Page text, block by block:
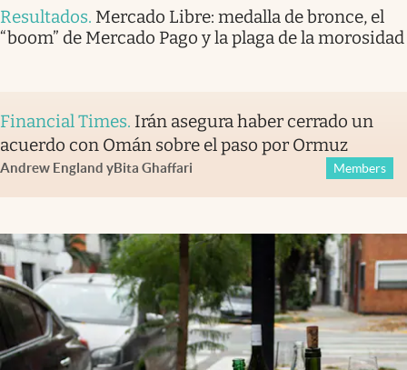
Resultados. Mercado Libre: medalla de bronce, el
“boom” de Mercado Pago y la plaga de la morosidad
Financial Times. Irán asegura haber cerrado un
acuerdo con Omán sobre el paso por Ormuz
Andrew England yBita Ghaffari Members